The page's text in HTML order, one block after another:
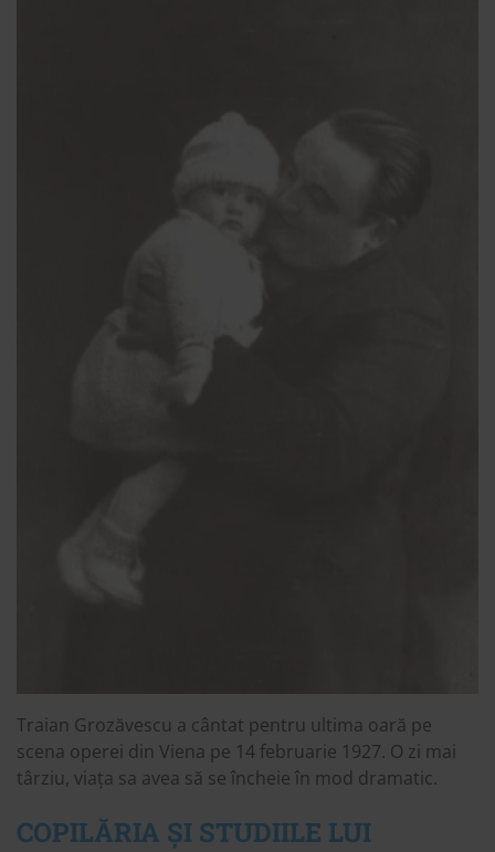
Traian Grozăvescu a cântat pentru ultima oară pe
scena operei din Viena pe 14 februarie 1927. O zi mai
târziu, viața sa avea să se încheie în mod dramatic.
COPILĂRIA ȘI STUDIILE LUI